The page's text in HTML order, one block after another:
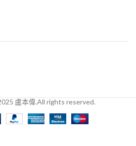
盧本偉.All rights reserved.